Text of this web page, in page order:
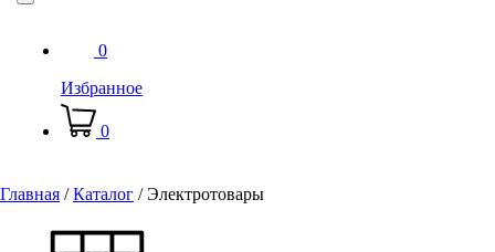
0
Избранное
0
Главная /Каталог /Электротовары